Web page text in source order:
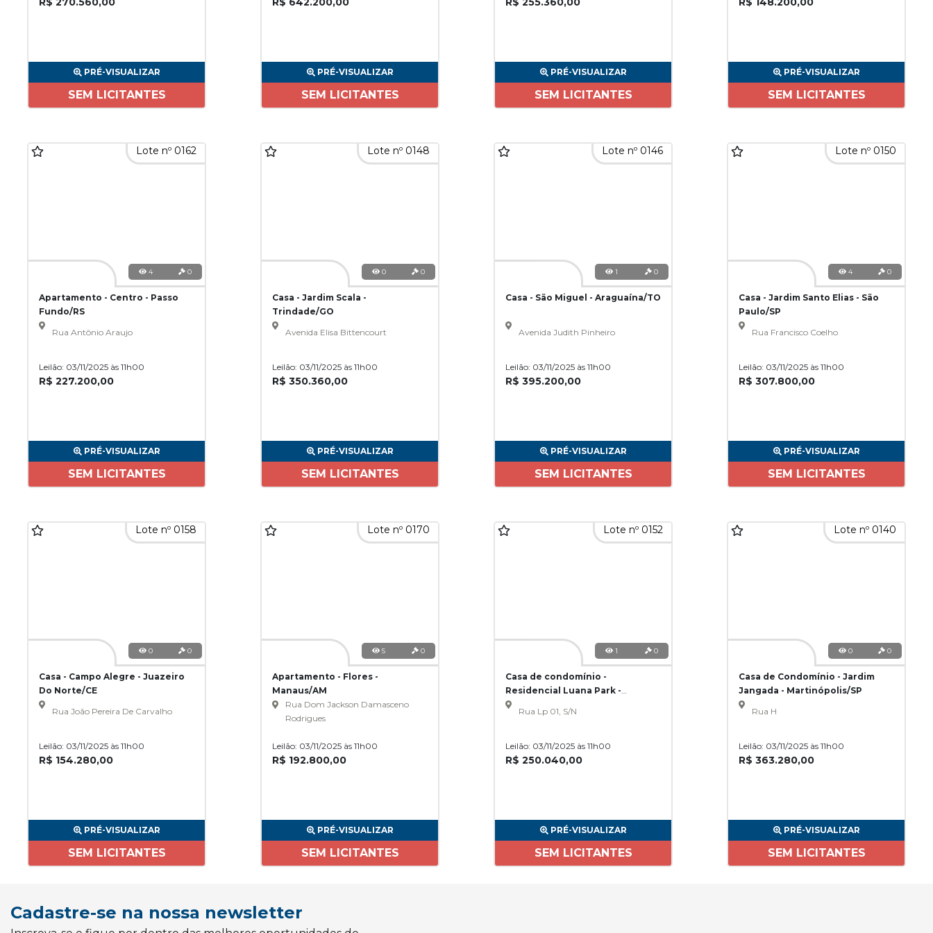
PRÉ-VISUALIZAR
SEM LICITANTES
PRÉ-VISUALIZAR
SEM LICITANTES
PRÉ-VISUALIZAR
SEM LICITANTES
PRÉ-VISUALIZAR
SEM LICITANTES
Lote nº 0162
4 0
Apartamento - Centro - Passo
Fundo/RS
Rua Antônio Araujo
Leilão: 03/11/2025 às 11h00
R$ 227.200,00
PRÉ-VISUALIZAR
SEM LICITANTES
Lote nº 0148
0 0
Casa - Jardim Scala -
Trindade/GO
Avenida Elisa Bittencourt
Leilão: 03/11/2025 às 11h00
R$ 350.360,00
PRÉ-VISUALIZAR
SEM LICITANTES
Lote nº 0146
1 0
Casa - São Miguel - Araguaína/TO
Avenida Judith Pinheiro
Leilão: 03/11/2025 às 11h00
R$ 395.200,00
PRÉ-VISUALIZAR
SEM LICITANTES
Lote nº 0150
4 0
Casa - Jardim Santo Elias - São
Paulo/SP
Rua Francisco Coelho
Leilão: 03/11/2025 às 11h00
R$ 307.800,00
PRÉ-VISUALIZAR
SEM LICITANTES
Lote nº 0158
0 0
Casa - Campo Alegre - Juazeiro
Do Norte/CE
Rua João Pereira De Carvalho
Leilão: 03/11/2025 às 11h00
R$ 154.280,00
PRÉ-VISUALIZAR
SEM LICITANTES
Lote nº 0170
5 0
Apartamento - Flores -
Manaus/AM
Rua Dom Jackson Damasceno
Rodrigues
Leilão: 03/11/2025 às 11h00
R$ 192.800,00
PRÉ-VISUALIZAR
SEM LICITANTES
Lote nº 0152
1 0
Casa de condomínio -
Residencial Luana Park -
Goiânia/GO
Rua Lp 01, S/N
Leilão: 03/11/2025 às 11h00
R$ 250.040,00
PRÉ-VISUALIZAR
SEM LICITANTES
Lote nº 0140
0 0
Casa de Condomínio - Jardim
Jangada - Martinópolis/SP
Rua H
Leilão: 03/11/2025 às 11h00
R$ 363.280,00
PRÉ-VISUALIZAR
SEM LICITANTES
Cadastre-se na nossa newsletter